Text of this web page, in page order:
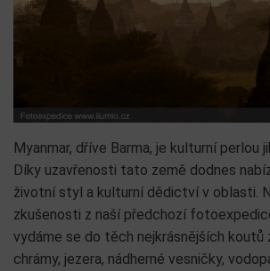
Myanmar, dříve Barma, je kulturní perlou
Díky uzavřenosti tato země dodnes
životní styl a kulturní dědictví v oblasti.
zkušenosti z naší předchozí
vydáme se do těch nejkrásnějších koutů
chrámy, jezera, nádherné vesničky,